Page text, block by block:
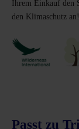
Ihrem Einkauf den
den Klimaschutz an!
Passt zu